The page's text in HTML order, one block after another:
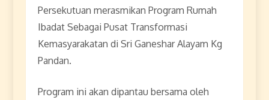
Persekutuan merasmikan Program Rumah
Ibadat Sebagai Pusat Transformasi
Kemasyarakatan di Sri Ganeshar Alayam Kg
Pandan.
Program ini akan dipantau bersama oleh